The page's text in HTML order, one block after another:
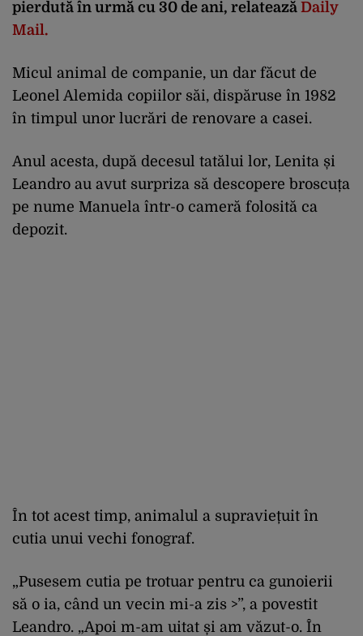
pierdută în urmă cu 30 de ani, relatează Daily
Mail.
Micul animal de companie, un dar făcut de
Leonel Alemida copiilor săi, dispăruse în 1982
în timpul unor lucrări de renovare a casei.
Anul acesta, după decesul tatălui lor, Lenita și
Leandro au avut surpriza să descopere broscuța
pe nume Manuela într-o cameră folosită ca
depozit.
În tot acest timp, animalul a supraviețuit în
cutia unui vechi fonograf.
„Pusesem cutia pe trotuar pentru ca gunoierii
să o ia, când un vecin mi-a zis >”, a povestit
Leandro. „Apoi m-am uitat și am văzut-o. În